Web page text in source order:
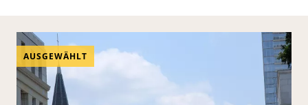
AUSGEWÄHLT